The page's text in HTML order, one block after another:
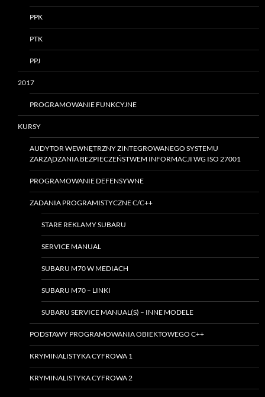
PPK
PTK
PPJ
2017
PROGRAMOWANIE FUNKCYJNE
KURSY
AUDYTOR WEWNĘTRZNY ZINTEGROWANEGO SYSTEMU
ZARZĄDZANIA BEZPIECZEŃSTWEM INFORMACJI WG ISO 27001
PROGRAMOWANIE DEFENSYWNE
ZADANIA PROGRAMISTYCZNE C/C++
STARE REKLAMY SUBARU
SERVICE MANUAL
SUBARU M70 W MEDIACH
SUBARU M70 – LINKI
SUBARU SERVICE MANUAL(S) – INNE MODELE
PODSTAWY PROGRAMOWANIA OBIEKTOWEGO C++
KRYMINALISTYKA CYFROWA 1
KRYMINALISTYKA CYFROWA 2